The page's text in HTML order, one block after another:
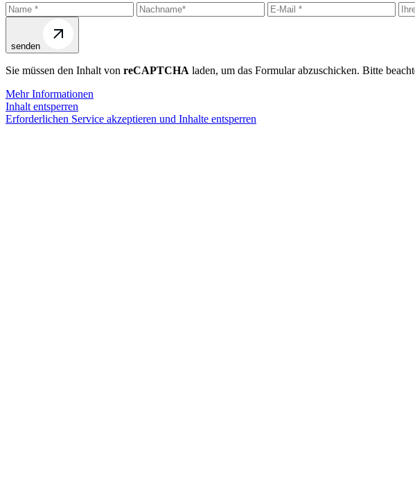
senden
Sie müssen den Inhalt von reCAPTCHA laden, um das Formular abzuschicken. Bitte
Mehr Informationen
Inhalt entsperren
Erforderlichen Service akzeptieren und Inhalte entsperren